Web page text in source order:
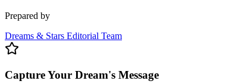
Prepared by
Dreams & Stars Editorial Team
Capture Your Dream's Message